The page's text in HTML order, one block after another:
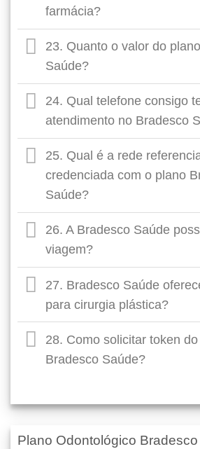
farmácia?
23. Quanto o valor do
Saúde?
24. Qual telefone consigo
atendimento no Bradesco
25. Qual é a rede
credenciada com o plano
Saúde?
26. A Bradesco Saúde
viagem?
27. Bradesco Saúde
para cirurgia plástica?
28. Como solicitar token
Bradesco Saúde?
Plano Odontológico Bradesco